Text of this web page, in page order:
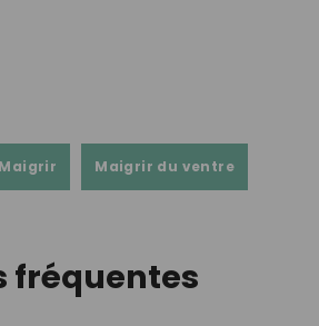
Maigrir Maigrir du ventre
fréquentes